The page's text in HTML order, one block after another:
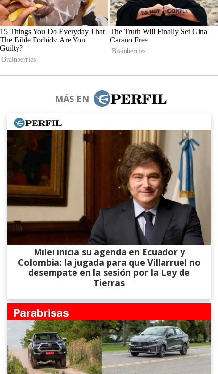
MÁS EN
Milei inicia su agenda en Ecuador y
Colombia: la jugada para que Villarruel no
desempate en la sesión por la Ley de
Tierras